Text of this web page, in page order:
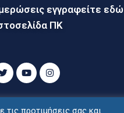
εγγραφείτε εδώ
ΠΚ
προτιμήσεις σας και